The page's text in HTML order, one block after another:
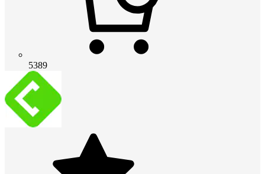
5389